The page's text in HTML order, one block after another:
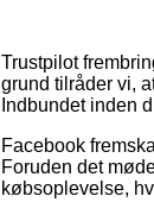
Trustpilot
grund tilråder vi,
Indbundet inden
Facebook
Foruden det
købsoplevelse,